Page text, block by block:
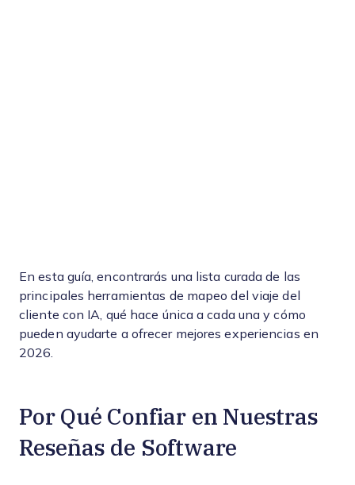
En esta guía, encontrarás una lista curada de las
principales herramientas de mapeo del viaje del
cliente con IA, qué hace única a cada una y cómo
pueden ayudarte a ofrecer mejores experiencias en
2026.
Por Qué Confiar en Nuestras
Reseñas de Software